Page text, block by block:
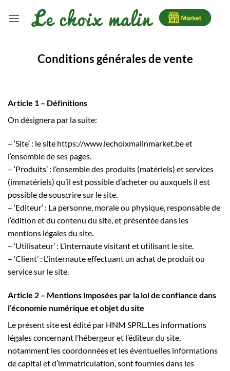
Conditions générales de vente
Article 1 – Définitions
On désignera par la suite:
– ‘Site’ : le site https://www.lechoixmalinmarket.be et
l’ensemble de ses pages.
– ‘Produits’ : l’ensemble des produits (matériels) et services
(immatériels) qu’il est possible d’acheter ou auxquels il est
possible de souscrire sur le site.
– ‘Editeur’ : La personne, morale ou physique, responsable de
l’édition et du contenu du site, et présentée dans les
mentions légales du site.
– ‘Utilisateur’ : L’internaute visitant et utilisant le site.
– ‘Client’ : L’internaute effectuant un achat de produit ou
service sur le site.
Article 2 – Mentions imposées par la loi de confiance dans
l’économie numérique et objet du site
Le présent site est édité par HNM SPRL.Les informations
légales concernant l’hébergeur et l’éditeur du site,
notamment les coordonnées et les éventuelles informations
de capital et d’immatriculation, sont fournies dans les